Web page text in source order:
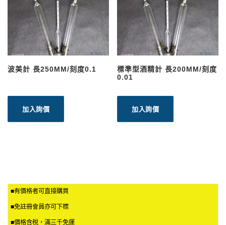
波美計 長250MM/刻度0.1
加入詢價
標準型酒精計 長200MM/刻度
0.01
加入詢價
■有價格者可直接購買
■免註冊會員亦可下標
■價格含稅，滿三千免運